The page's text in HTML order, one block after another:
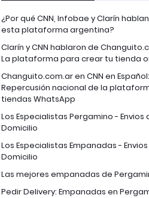
¿Por qué CNN, Infobae y Clarín
esta plataforma argentina?
Clarín y CNN hablaron de
La plataforma para crear tu tienda
Changuito.com.ar en CNN en Español:
Repercusión nacional de la
tiendas WhatsApp
Los Especialistas Pergamino - Envios
Domicilio
Los Especialistas Empanadas -
Domicilio
Las mejores empanadas de
Pedir Delivery: Empanadas en